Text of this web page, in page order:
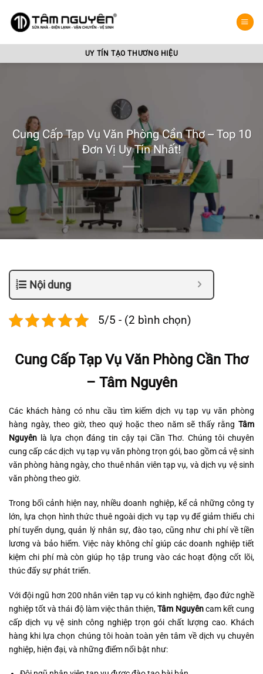
qua
dung
UY TÍN TẠO THƯƠNG HIỆU
Cung Cấp Tạp Vụ Văn Phòng Cần Thơ – Top 10
Đơn Vị Uy Tín Nhất!
Nội dung
5/5 - (2 bình chọn)
Cung Cấp Tạp Vụ Văn Phòng Cần Thơ
– Tâm Nguyên
Các khách hàng có nhu cầu tìm kiếm dịch vụ tạp vụ văn phòng
hàng ngày, theo giờ, theo quý hoặc theo năm sẽ thấy rằng Tâm
Nguyên là lựa chọn đáng tin cậy tại Cần Thơ. Chúng tôi chuyên
cung cấp các dịch vụ tạp vụ văn phòng trọn gói, bao gồm cả vệ sinh
văn phòng hàng ngày, cho thuê nhân viên tạp vụ, và dịch vụ vệ sinh
văn phòng theo giờ.
Trong bối cảnh hiện nay, nhiều doanh nghiệp, kể cả những công ty
lớn, lựa chọn hình thức thuê ngoài dịch vụ tạp vụ để giảm thiểu chi
phí tuyển dụng, quản lý nhân sự, đào tạo, cũng như chi phí về tiền
lương và bảo hiểm. Việc này không chỉ giúp các doanh nghiệp tiết
kiệm chi phí mà còn giúp họ tập trung vào các hoạt động cốt lõi,
thúc đẩy sự phát triển.
Với đội ngũ hơn 200 nhân viên tạp vụ có kinh nghiệm, đạo đức nghề
nghiệp tốt và thái độ làm việc thân thiện,Tâm Nguyêncam kết cung
cấp dịch vụ vệ sinh công nghiệp trọn gói chất lượng cao. Khách
hàng khi lựa chọn chúng tôi hoàn toàn yên tâm về dịch vụ chuyên
nghiệp, hiện đại, và những điểm nổi bật như: